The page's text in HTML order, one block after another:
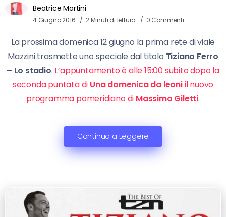
Beatrice Martini
4 Giugno 2016 2 Minuti di lettura 0 Commenti
La prossima domenica 12 giugno la prima rete di viale
Mazzini trasmette uno speciale dal titolo Tiziano Ferro
– Lo stadio. L’appuntamento è alle 15:00 subito dopo la
seconda puntata di Una domenica da leoniil nuovo
programma pomeridiano di Massimo Giletti.
Continua a Leggere